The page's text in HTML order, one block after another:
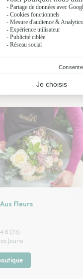
Nos
Fleurs
4.6 (73)
Jeune